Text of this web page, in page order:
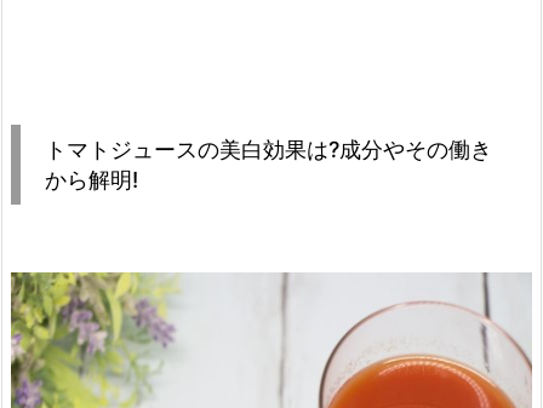
トマトジュースの美白効果は?成分やその働き
から解明!